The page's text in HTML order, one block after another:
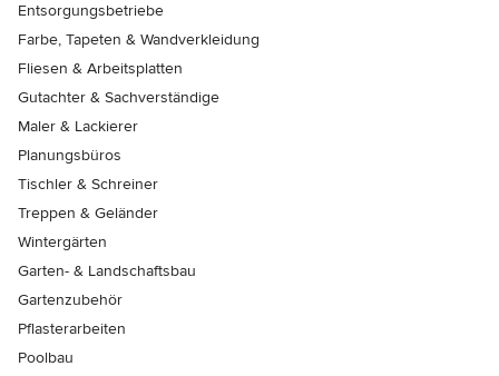
Entsorgungsbetriebe
Farbe, Tapeten & Wandverkleidung
Fliesen & Arbeitsplatten
Gutachter & Sachverständige
Maler & Lackierer
Planungsbüros
Tischler & Schreiner
Treppen & Geländer
Wintergärten
Garten- & Landschaftsbau
Gartenzubehör
Pflasterarbeiten
Poolbau